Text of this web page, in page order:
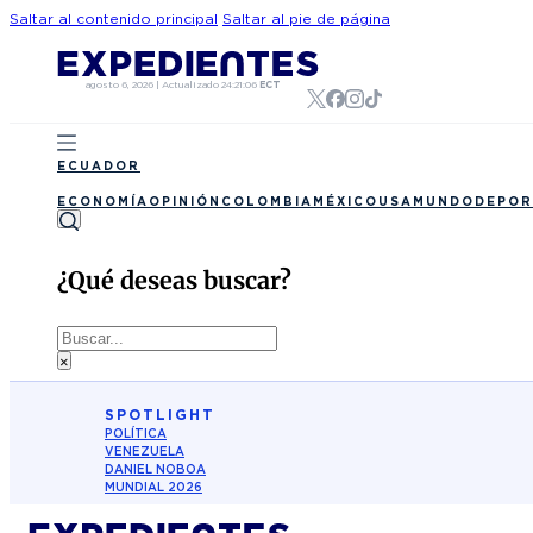
Saltar al contenido principal Saltar al pie de página
agosto 6, 2026 | Actualizado 24:21:06 ECT
ECUADOR
ECONOMÍA OPINIÓN COLOMBIA MÉXICO USA MUNDO
¿Qué deseas buscar?
Buscar
×
SPOTLIGHT
POLÍTICA
VENEZUELA
DANIEL NOBOA
MUNDIAL 2026